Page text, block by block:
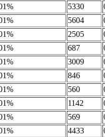
5330
5604
2505
687
3009
846
560
1142
569
4433